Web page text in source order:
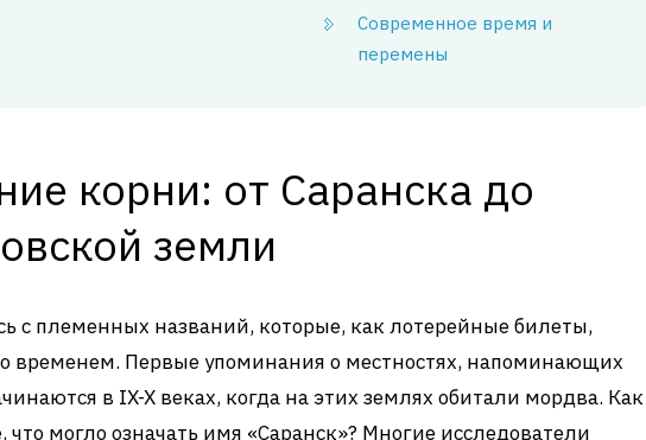
Современное время и
перемены
корни: от Саранска до
земли
с племенных названий, которые, как лотерейные билеты,
временем. Первые упоминания о местностях, напоминающих
в IX-X веках, когда на этих землях обитали мордва. Как
что могло означать имя «Саранск»? Многие исследователи